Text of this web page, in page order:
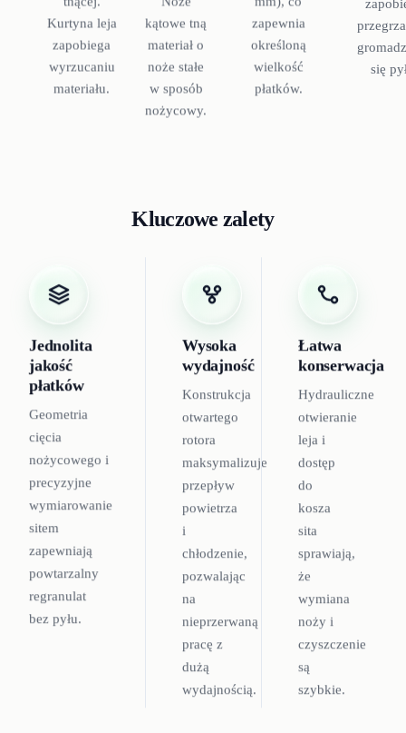
Kurtyna leja
zapobiega
wyrzucaniu
materiału.
kątowe tną
materiał o
noże stałe
w sposób
nożycowy.
zapewnia
określoną
wielkość
płatków.
się
Kluczowe zalety
Jednolita
jakość
płatków
Geometria
cięcia
nożycowego i
precyzyjne
wymiarowanie
sitem
zapewniają
powtarzalny
regranulat
bez pyłu.
Wysoka
wydajność
Konstrukcja
otwartego
rotora
maksymalizuje
przepływ
powietrza
i
chłodzenie,
pozwalając
na
nieprzerwaną
pracę z
dużą
wydajnością.
Łatwa
konserwacja
Hydrauliczne
otwieranie
leja i
dostęp
do
kosza
sita
sprawiają,
że
wymiana
noży i
czyszczenie
są
szybkie.